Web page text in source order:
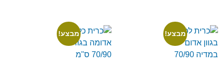
מבצע! מבצע!